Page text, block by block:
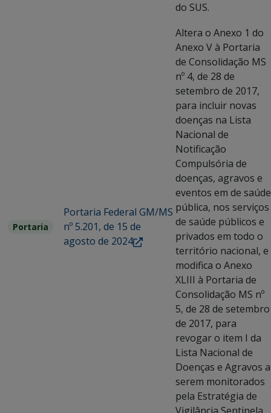
do SUS.
Portaria
Portaria Federal GM/MS
nº 5.201, de 15 de
agosto de 2024
Altera o Anexo 1 do
Anexo V à Portaria
de Consolidação MS
nº 4, de 28 de
setembro de 2017,
para incluir novas
doenças na Lista
Nacional de
Notificação
Compulsória de
doenças, agravos e
eventos em de saúde
pública, nos serviços
de saúde públicos e
privados em todo o
território nacional, e
modifica o Anexo
XLIII à Portaria de
Consolidação MS nº
5, de 28 de setembro
de 2017, para
revogar o item I da
Lista Nacional de
Doenças e Agravos a
serem monitorados
pela Estratégia de